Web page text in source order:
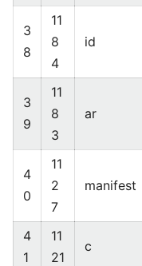
3
8
11
8
4
id
3
9
11
8
3
ar
4
0
11
2
7
manifest
4
1
11
21
c